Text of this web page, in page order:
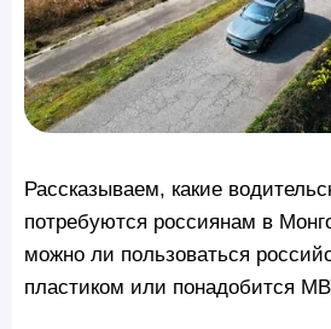
Рассказываем, какие
потребуются россиянам в
можно ли пользоваться
пластиком или понадобится